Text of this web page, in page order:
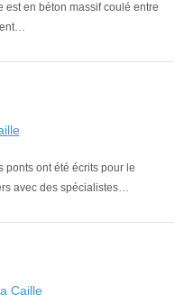
est en béton massif coulé entre
ponts ont été écrits pour le
avec des spécialistes…
Caille